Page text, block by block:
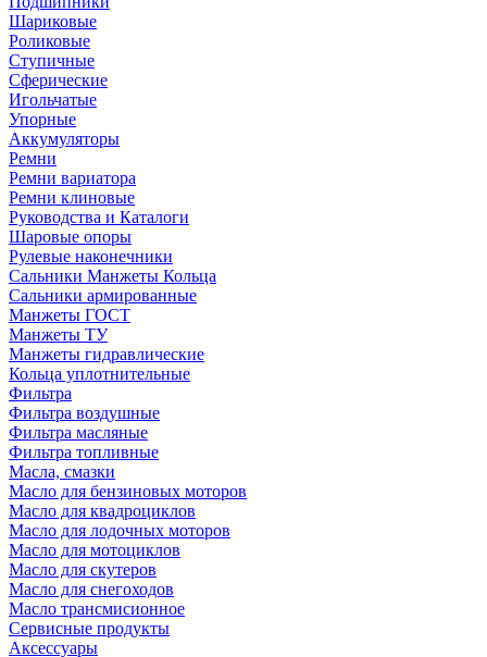
Шариковые
Роликовые
Ступичные
Сферические
Игольчатые
Упорные
Аккумуляторы
Ремни
Ремни вариатора
Ремни клиновые
Руководства и Каталоги
Шаровые опоры
Рулевые наконечники
Сальники Манжеты Кольца
Сальники армированные
Манжеты ГОСТ
Манжеты ТУ
Манжеты гидравлические
Кольца уплотнительные
Фильтра
Фильтра воздушные
Фильтра масляные
Фильтра топливные
Масла, смазки
Масло для бензиновых моторов
Масло для квадроциклов
Масло для лодочных моторов
Масло для мотоциклов
Масло для скутеров
Масло для снегоходов
Масло трансмисионное
Сервисные продукты
Аксессуары